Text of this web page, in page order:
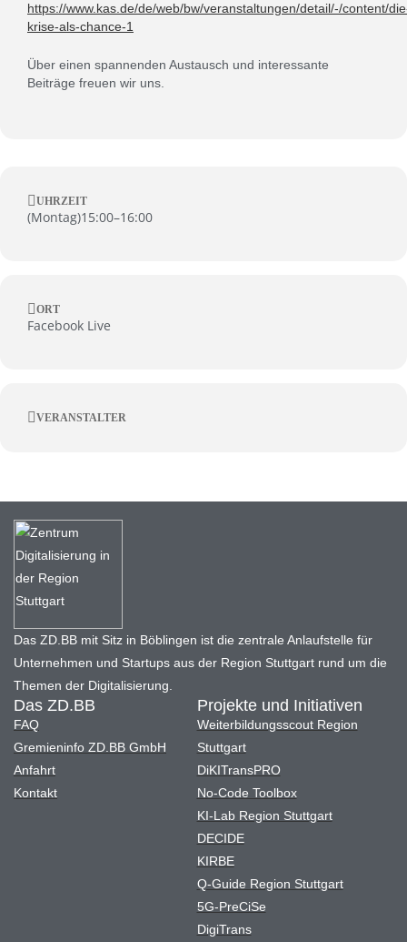
https://www.kas.de/de/web/bw/veranstaltungen/detail/-/content/
krise-als-chance-1
Über einen spannenden Austausch und interessante
Beiträge freuen wir uns.
UHRZEIT
(Montag)15:00–16:00
ORT
Facebook Live
VERANSTALTER
Das ZD.BB mit Sitz in Böblingen ist die zentrale Anlaufstelle für
Unternehmen und Startups aus der Region Stuttgart rund um die
Themen der Digitalisierung.
Das ZD.BB
FAQ
Gremieninfo ZD.BB GmbH
Anfahrt
Kontakt
Projekte und Initiativen
Weiterbildungsscout Region
Stuttgart
DiKITransPRO
No-Code Toolbox
KI-Lab Region Stuttgart
DECIDE
KIRBE
Q-Guide Region Stuttgart
5G-PreCiSe
DigiTrans